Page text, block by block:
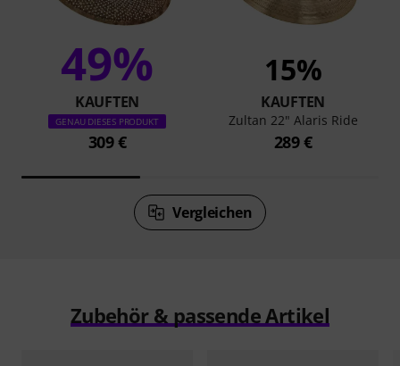
49%
KAUFTEN
GENAU DIESES PRODUKT
309 €
15%
KAUFTEN
Zultan 22" Alaris Ride
289 €
Vergleichen
Zubehör & passende Artikel